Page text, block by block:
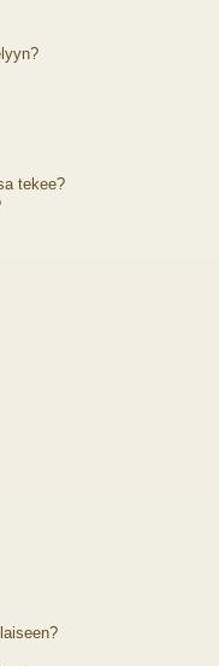
tekee?